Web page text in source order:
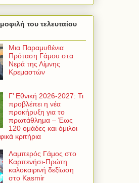
του τελευταίου
Μια Παραμυθένια
Πρόταση Γάμου στα
Νερά της Λίμνης
Κρεμαστών
Γ’ Εθνική 2026-2027: Τι
προβλέπει η νέα
προκήρυξη για το
πρωτάθλημα – Έως
120 ομάδες και όμιλοι
κριτήρια
Λαμπερός Γάμος στο
Καρπενήσι-Πρώτη
καλοκαιρινή δεξίωση
στο Kasmir